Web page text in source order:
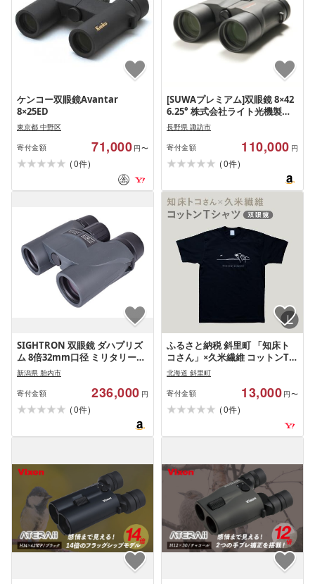
ケンコー双眼鏡Avantar
8×25ED
東京都 中野区
寄付金額 71,000 円〜
(0件)
[SUWAプレミアム]双眼鏡 8×42
6.25° 株式会社ライト光機製作
所
長野県 諏訪市
寄付金額 110,000 円
(0件)
SIGHTRON 双眼鏡 ダハプリズ
ム 8倍32mm口径 ミリタリー
100/100レティクル 日本製 TAC-
MS832
新潟県 胎内市
寄付金額 236,000 円
(0件)
ふるさと納税 斜里町 「知床ト
コさん」×久米繊維 コットンTシ
ャツ 双眼鏡柄/黒 Lサイズ 半袖
北海道 斜里町
寄付金額 13,000 円〜
(0件)